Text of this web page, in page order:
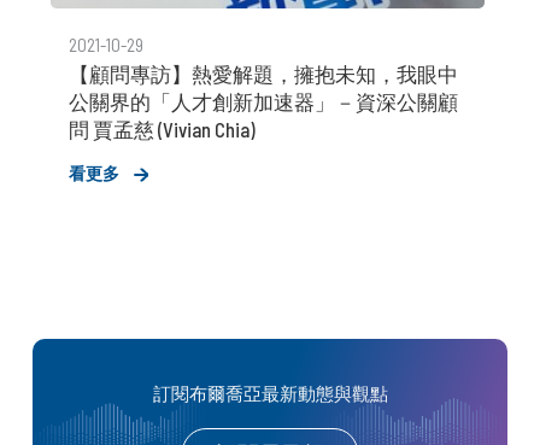
2021-10-29
【顧問專訪】熱愛解題，擁抱未知，我眼中
公關界的「人才創新加速器」－資深公關顧
問 賈孟慈 (Vivian Chia)
看更多
訂閱布爾喬亞最新動態與觀點